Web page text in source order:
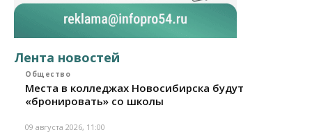
Лента новостей
Общество
Места в колледжах Новосибирска будут
«бронировать» со школы
09 августа 2026, 11:00